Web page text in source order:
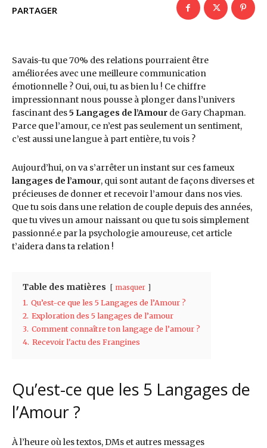
PARTAGER
Savais-tu que 70% des relations pourraient être
améliorées avec une meilleure communication
émotionnelle ? Oui, oui, tu as bien lu ! Ce chiffre
impressionnant nous pousse à plonger dans l’univers
fascinant des5 Langages de l’Amour de Gary Chapman.
Parce que l’amour, ce n’est pas seulement un sentiment,
c’est aussi une langue à part entière, tu vois ?
Aujourd’hui, on va s’arrêter un instant sur ces fameux
langages de l’amour, qui sont autant de façons diverses et
précieuses de donner et recevoir l’amour dans nos vies.
Que tu sois dans une relation de couple depuis des années,
que tu vives un amour naissant ou que tu sois simplement
passionné.e par la psychologie amoureuse, cet article
t’aidera dans ta relation !
Table des matières masquer
1. Qu’est-ce que les 5 Langages de l’Amour ?
2. Exploration des 5 langages de l’amour
3. Comment connaître ton langage de l’amour ?
4. Recevoir l'actu des Frangines
Qu’est-ce que les 5 Langages de
l’Amour ?
À l’heure où les textos, DMs et autres messages